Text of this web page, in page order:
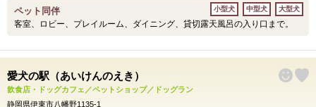
ペット同伴
客室、ロビー、プレイルーム、ダイニング、貸切露天風呂の入り口まで。
小型犬 中型犬 大型犬
愛犬の駅（あいけんのえき）
飲食店・ドッグカフェ／ペットショップ／ドッグラン
静岡県伊東市八幡野1135-1